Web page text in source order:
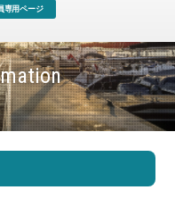
専用ページ
ボート販売